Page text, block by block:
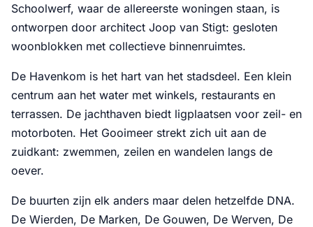
Schoolwerf, waar de allereerste woningen staan, is
ontworpen door architect Joop van Stigt: gesloten
woonblokken met collectieve binnenruimtes.
De Havenkom is het hart van het stadsdeel. Een klein
centrum aan het water met winkels, restaurants en
terrassen. De jachthaven biedt ligplaatsen voor zeil- en
motorboten. Het Gooimeer strekt zich uit aan de
zuidkant: zwemmen, zeilen en wandelen langs de
oever.
De buurten zijn elk anders maar delen hetzelfde DNA.
De Wierden, De Marken, De Gouwen, De Werven, De